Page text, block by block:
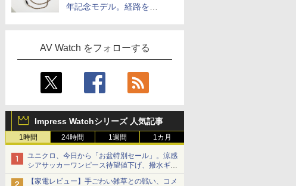
年記念モデル。経路を
AV Watch をフォローする
Impress Watchシリーズ 人気記事
1時間 24時間 1週間 1カ月
ユニクロ、今日から「お盆特別セール」。涼感
シアサッカーワンピース待望値下げ、撥水ギア
ショーツは1990円に
【家電レビュー】手ごわい雑草との戦い、コメ